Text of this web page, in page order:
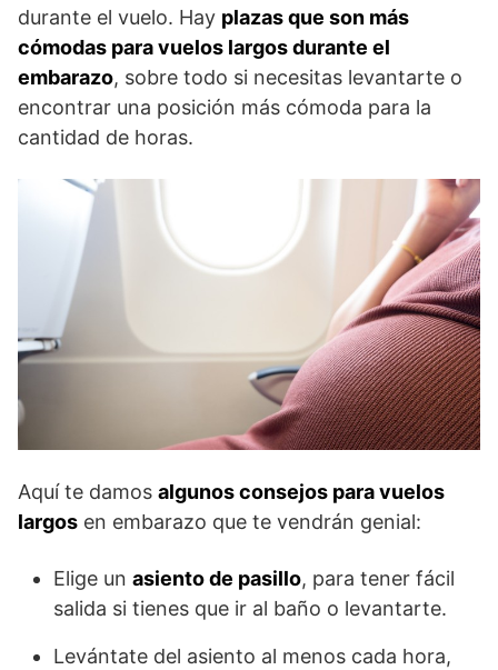
durante el vuelo. Hay plazas que son más
cómodas para vuelos largos durante el
embarazo, sobre todo si necesitas levantarte o
encontrar una posición más cómoda para la
cantidad de horas.
Aquí te damos algunos consejos para vuelos
largos en embarazo que te vendrán genial:
Elige un asiento de pasillo, para tener fácil
salida si tienes que ir al baño o levantarte.
Levántate del asiento al menos cada hora,